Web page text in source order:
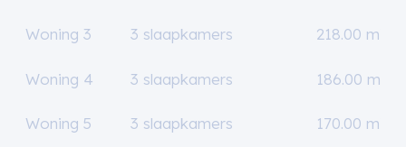
Woning 3 3 slaapkamers 218.00 m²
Woning 4 3 slaapkamers 186.00 m²
Woning 5 3 slaapkamers 170.00 m²